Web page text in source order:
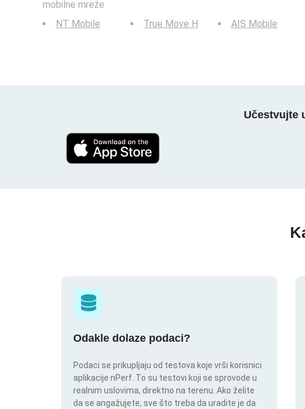
mobilne mreže
NT Mobile
True Move H AIS Mobile
Učestvujte
Odakle dolaze podaci?
Podaci se prikupljaju od testova koje vrši korisnici
aplikacije nPerf. To su testovi koji se sprovode u
realnim uslovima, direktno na terenu. Ako želite
da se angažujete, sve što treba da uradite je da